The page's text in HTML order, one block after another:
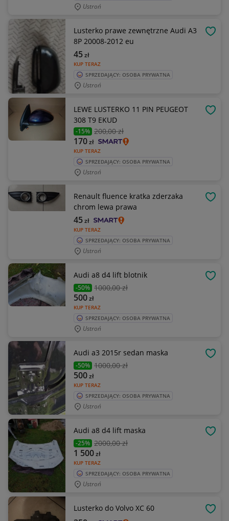
Ustroń
Lusterko prawe zewnętrzne Audi A3
8P 20008-2012 eu
KUP TERAZ
45zł
SPRZEDAJĄCY: OSOBA PRYWATNA
Ustroń
LEWE LUSTERKO 11 PIN PEUGEOT
308 T9 EKUD
-15% 200,00 zł
KUP TERAZ
170zł
SPRZEDAJĄCY: OSOBA PRYWATNA
Ustroń
Renault fluence kratka zderzaka
chrom lewa prawa
KUP TERAZ
45zł
SPRZEDAJĄCY: OSOBA PRYWATNA
Ustroń
Audi a8 d4 lift blotnik
-50% 1000,00 zł
KUP TERAZ
500zł
SPRZEDAJĄCY: OSOBA PRYWATNA
Ustroń
Audi a3 2015r sedan maska
-50% 1000,00 zł
KUP TERAZ
500zł
SPRZEDAJĄCY: OSOBA PRYWATNA
Ustroń
Audi a8 d4 lift maska
-25% 2000,00 zł
KUP TERAZ
1 500zł
SPRZEDAJĄCY: OSOBA PRYWATNA
Ustroń
Lusterko do Volvo XC 60